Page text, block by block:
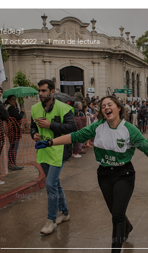
fedegil
17 oct 2022
1 min de lectura